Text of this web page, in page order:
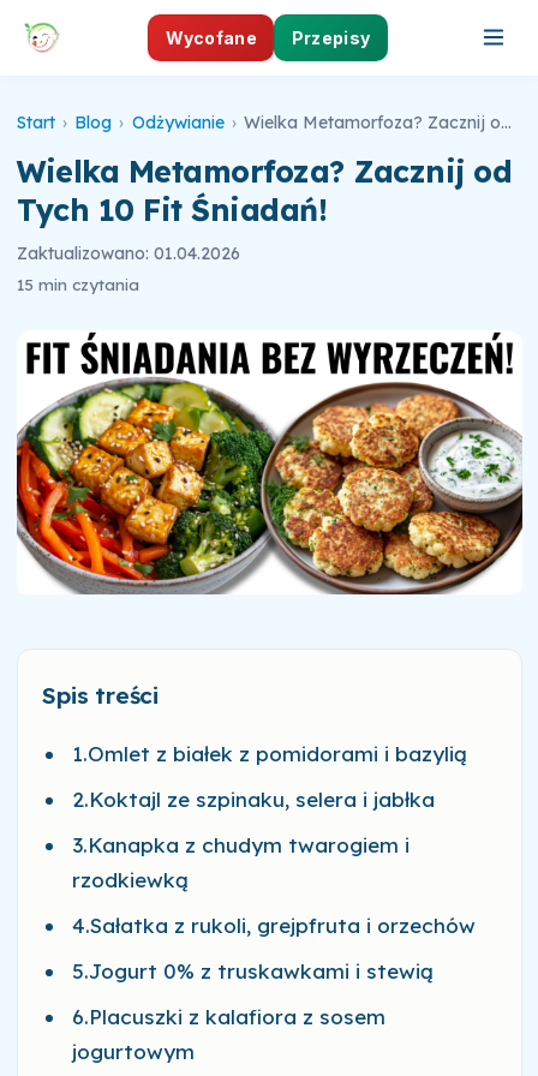
Wycofane Przepisy
Start › Blog › Odżywianie › Wielka Metamorfoza? Zacznij od Tych 10 Fit Śniadań!
Wielka Metamorfoza? Zacznij od
Tych 10 Fit Śniadań!
Zaktualizowano: 01.04.2026
15 min czytania
Spis treści
1.Omlet z białek z pomidorami i bazylią
2.Koktajl ze szpinaku, selera i jabłka
3.Kanapka z chudym twarogiem i
rzodkiewką
4.Sałatka z rukoli, grejpfruta i orzechów
5.Jogurt 0% z truskawkami i stewią
6.Placuszki z kalafiora z sosem
jogurtowym